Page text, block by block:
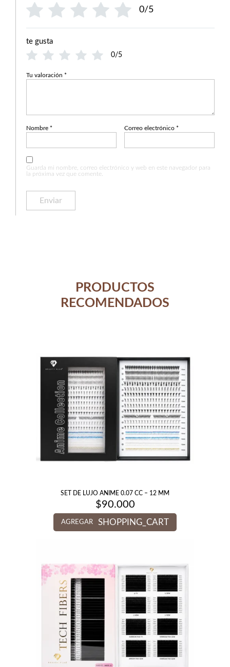
0/5
te gusta
0/5
Tu valoración *
Nombre * Correo electrónico *
Guarda mi nombre, correo electrónico y web en este navegador para
la próxima vez que comente.
PRODUCTOS
RECOMENDADOS
SET DE LUJO ANIME 0.07 CC – 12 MM
$90.000
AGREGAR SHOPPING_CART